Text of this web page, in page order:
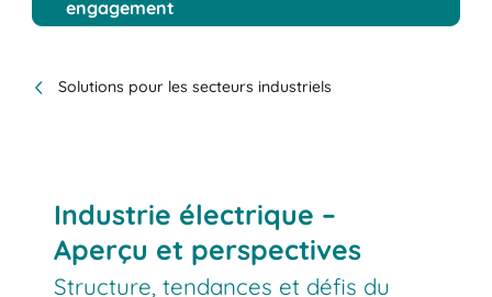
engagement
Solutions pour les secteurs industriels
Industrie électrique –
Aperçu et perspectives
Structure, tendances et défis du